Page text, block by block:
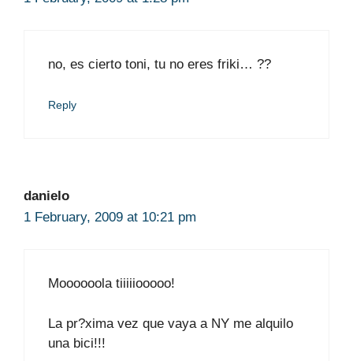
no, es cierto toni, tu no eres friki… ??
Reply
danielo
1 February, 2009 at 10:21 pm
Moooooola tiiiiiooooo!
La pr?xima vez que vaya a NY me alquilo
una bici!!!